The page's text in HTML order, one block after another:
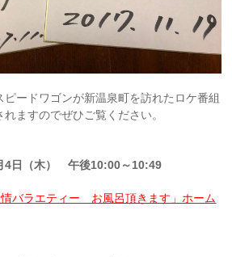
ードワゴンが新温泉町を訪れたロケ番組
ますのでぜひご覧ください。
4日（木） 午後10:00～10:49
バラエティー お風呂頂きます」ホーム